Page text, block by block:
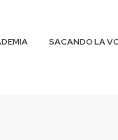
SACANDO LA